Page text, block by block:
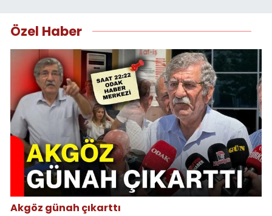
Özel Haber
Akgöz günah çıkarttı